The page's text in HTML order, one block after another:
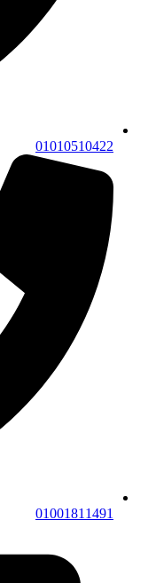
01010510422
01001811491